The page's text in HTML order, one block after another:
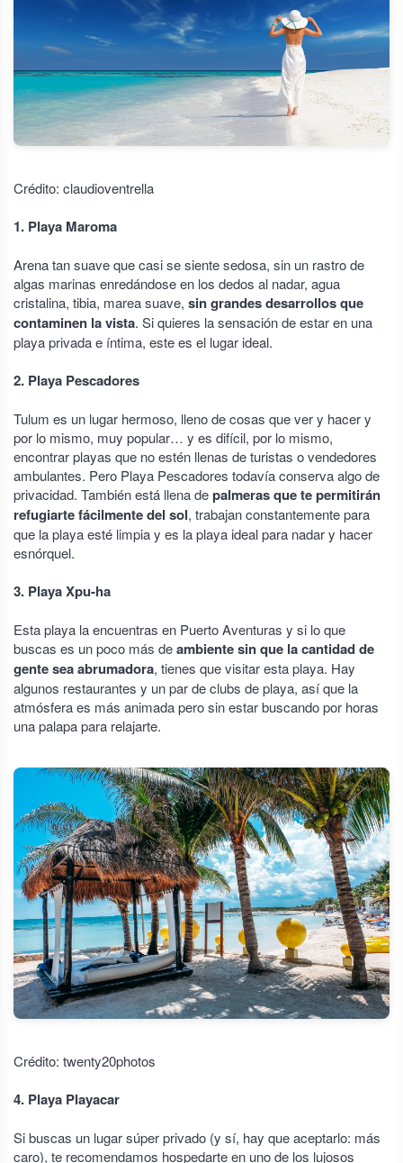
Crédito: claudioventrella​
1. Playa Maroma
Arena tan suave que casi se siente sedosa, sin un rastro de
algas marinas enredándose en los dedos al nadar, agua
cristalina, tibia, marea suave, sin grandes desarrollos que
contaminen la vista. Si quieres la sensación de estar en una
playa privada e íntima, este es el lugar ideal.
2. Playa Pescadores
Tulum es un lugar hermoso, lleno de cosas que ver y hacer y
por lo mismo, muy popular… y es difícil, por lo mismo,
encontrar playas que no estén llenas de turistas o vendedores
ambulantes. Pero Playa Pescadores todavía conserva algo de
privacidad. También está llena depalmeras que te permitirán
refugiarte fácilmente del sol, trabajan constantemente para
que la playa esté limpia y es la playa ideal para nadar y hacer
esnórquel.
3. Playa Xpu-ha
Esta playa la encuentras en Puerto Aventuras y si lo que
buscas es un poco más deambiente sin que la cantidad de
gente sea abrumadora, tienes que visitar esta playa. Hay
algunos restaurantes y un par de clubs de playa, así que la
atmósfera es más animada pero sin estar buscando por horas
una palapa para relajarte.
Crédito: twenty20photos
4. Playa Playacar
Si buscas un lugar súper privado (y sí, hay que aceptarlo: más
caro), te recomendamos hospedarte en uno de los lujosos